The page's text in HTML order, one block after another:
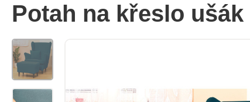
Potah na křeslo ušák